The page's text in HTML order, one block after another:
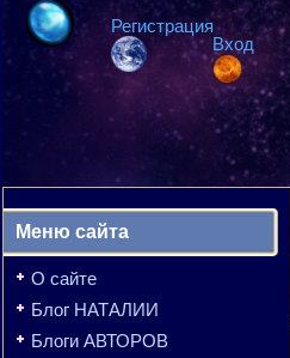
Регистрация
Вход
Меню сайта
О сайте
Блог НАТАЛИИ
Блоги АВТОРОВ